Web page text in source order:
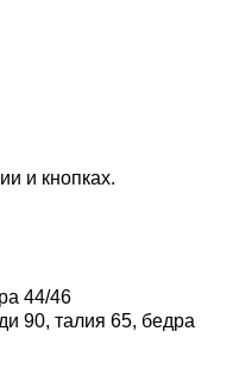
и кнопках.
44/46
90, талия 65, бедра